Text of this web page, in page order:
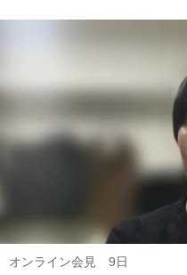
オンライン会見 9日